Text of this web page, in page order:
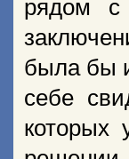
рядом с
была бы
себе
которых